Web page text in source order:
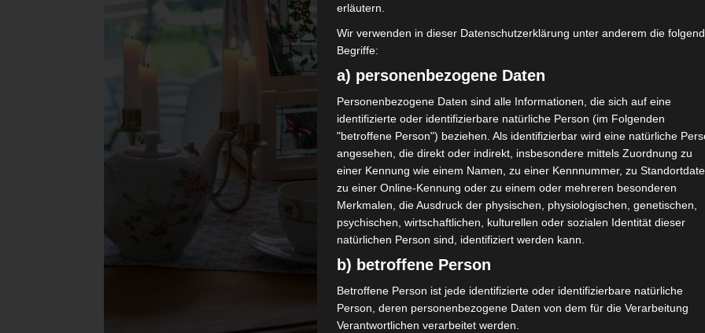
erläutern.
Wir verwenden in dieser Datenschutzerklärung unter anderem die
Begriffe:
a) personenbezogene Daten
Personenbezogene Daten sind alle Informationen, die sich auf eine
identifizierte oder identifizierbare natürliche Person (im Folgenden
"betroffene Person") beziehen. Als identifizierbar wird eine natürliche
angesehen, die direkt oder indirekt, insbesondere mittels Zuordnung zu
einer Kennung wie einem Namen, zu einer Kennnummer, zu
zu einer Online-Kennung oder zu einem oder mehreren besonderen
Merkmalen, die Ausdruck der physischen, physiologischen, genetischen,
psychischen, wirtschaftlichen, kulturellen oder sozialen Identität dieser
natürlichen Person sind, identifiziert werden kann.
b) betroffene Person
Betroffene Person ist jede identifizierte oder identifizierbare natürliche
Person, deren personenbezogene Daten von dem für die Verarbeitung
Verantwortlichen verarbeitet werden.